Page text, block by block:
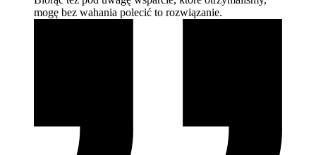
mogę bez wahania polecić to rozwiązanie.